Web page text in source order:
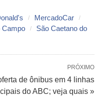
MercadoCar
Campo
São Caetano do
PRÓXIMO
de ônibus em 4 linhas
do ABC; veja quais »